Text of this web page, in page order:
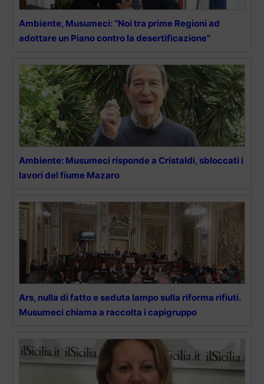
Ambiente, Musumeci: “Noi tra prime Regioni ad
adottare un Piano contro la desertificazione”
Ambiente: Musumeci risponde a Cristaldi, sbloccati i
lavori del fiume Mazaro
Ars, nulla di fatto e seduta lampo sulla riforma rifiuti.
Musumeci chiama a raccolta i capigruppo